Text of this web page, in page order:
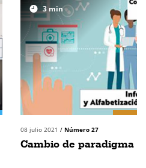
3min
08 julio 2021 / Número 27
Cambio de paradigma